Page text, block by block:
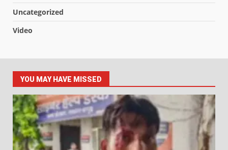
Uncategorized
Video
YOU MAY HAVE MISSED